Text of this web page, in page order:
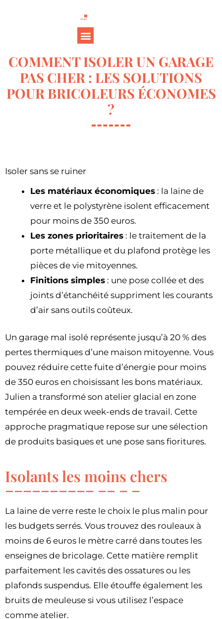
COMMENT ISOLER UN GARAGE
PAS CHER : LES SOLUTIONS
POUR BRICOLEURS ÉCONOMES
?
Isoler sans se ruiner
Les matériaux économiques : la laine de
verre et le polystyrène isolent efficacement
pour moins de 350 euros.
Les zones prioritaires : le traitement de la
porte métallique et du plafond protège les
pièces de vie mitoyennes.
Finitions simples : une pose collée et des
joints d’étanchéité suppriment les courants
d’air sans outils coûteux.
Un garage mal isolé représente jusqu’à 20 % des
pertes thermiques d’une maison mitoyenne. Vous
pouvez réduire cette fuite d’énergie pour moins
de 350 euros en choisissant les bons matériaux.
Julien a transformé son atelier glacial en zone
tempérée en deux week-ends de travail. Cette
approche pragmatique repose sur une sélection
de produits basiques et une pose sans fioritures.
Isolants les moins chers
La laine de verre reste le choix le plus malin pour
les budgets serrés. Vous trouvez des rouleaux à
moins de 6 euros le mètre carré dans toutes les
enseignes de bricolage. Cette matière remplit
parfaitement les cavités des ossatures ou les
plafonds suspendus. Elle étouffe également les
bruits de meuleuse si vous utilisez l’espace
comme atelier.